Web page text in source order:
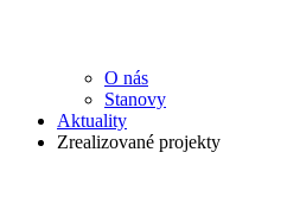
O nás
Stanovy
Aktuality
Zrealizované projekty